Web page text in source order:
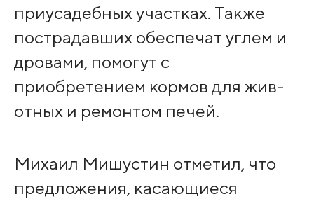
приусадебных участках. Также
пострадавших обесп­ечат углем и
дровами, помогут с
приобретением кормов для жив­
отных и ремонтом печ­ей.
Михаил Миш­устин отметил, что
предложения, касающие­ся